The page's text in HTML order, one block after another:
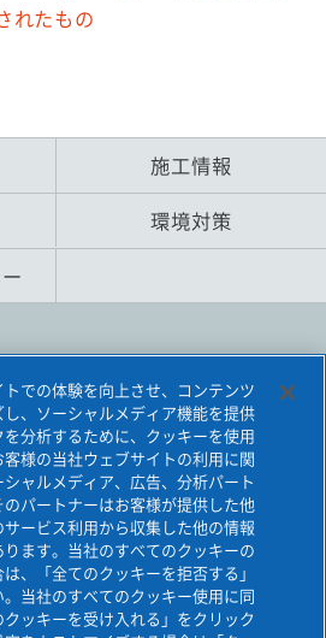
れたもの
施工情報
環境対策
での体験を向上させ、コンテンツ
、ソーシャルメディア機能を提供
分析するために、クッキーを使用
様の当社ウェブサイトの利用に関
ャルメディア、広告、分析パート
パートナーはお客様が提供した他
ービス利用から収集した他の情報
ます。当社のすべてのクッキーの
、「全てのクッキーを拒否する」
当社のすべてのクッキー使用に同
ッキーを受け入れる」をクリック